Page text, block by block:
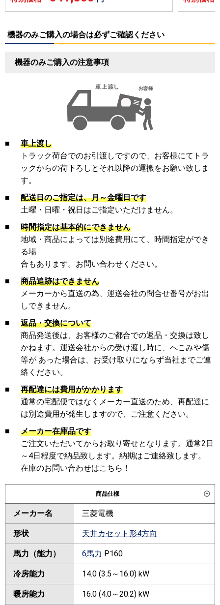
機器のみご購入の場合は必ずご確認ください
機器のみご購入の注意事項
■
車上渡し
トラック荷台でのお引渡しですので、お客様にてトラ
ックからの荷下ろしとそれ以降の運搬をお願い致しま
す。
■
配送日のご指定は、月～金曜日です
土曜・日曜・祝日はご指定いただけません。
■
時間指定は基本的にできません
地域・商品によっては別途費用にて、時間指定ができ
る場
合もあります。お問い合わせください。
■
商品追跡はできません
メーカーから直送の為、運送会社の問合せ番号がお出
しできません。
■
返品・交換について
商品発送後は、お客様のご都合での返品・交換は致し
かねます。運送会社からの受け渡し時に、へこみや傷
等が あった場合は、お受け取りにならず当社までご連
絡ください。
■
再配達には費用がかかります
通常の宅配便ではなくメーカー直送のため、再配達に
は別途費用が発生しますので、ご注意ください。
■
メーカー在庫品です
ご注文いただいてからお取り寄せとなります。通常2日
～4日程度で納品致します。納期はご連絡致します。
在庫のお問い合わせはこちら！
商品仕様
メーカー名 三菱電機
形状 天井カセット形4方向
馬力（能力） 6馬力 P160
冷房能力 14.0 (3.5～16.0) kW
暖房能力 16.0 (4.0～20.2) kW